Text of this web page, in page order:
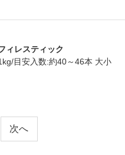
ィレスティック
目安入数:約40～46本 大小
次へ